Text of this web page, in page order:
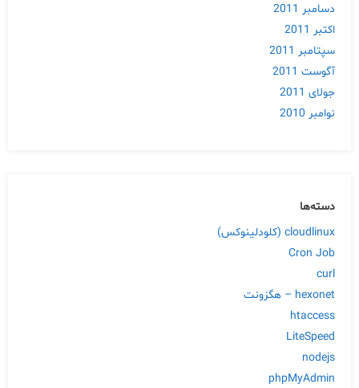
دسامبر 2011
اکتبر 2011
سپتامبر 2011
آگوست 2011
جولای 2011
نوامبر 2010
دسته‌ها
cloudlinux (کلودلینوکس)
Cron Job
curl
hexonet – هگزونت
htaccess
LiteSpeed
nodejs
phpMyAdmin